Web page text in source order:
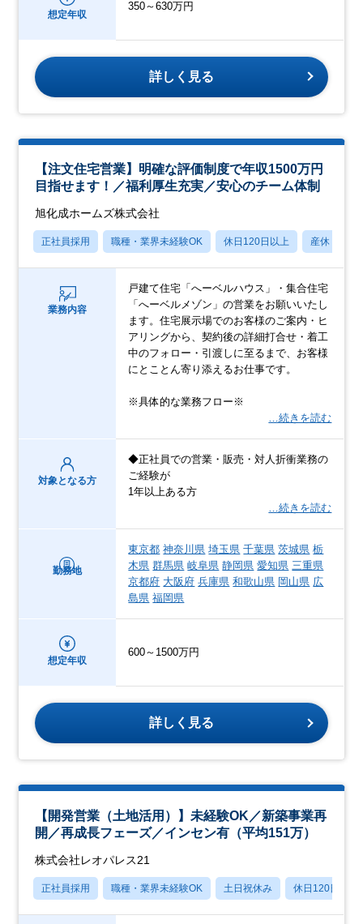
想定年収
350～630万円
詳しく見る
【注文住宅営業】明確な評価制度で年収1500万円
目指せます！／福利厚生充実／安心のチーム体制
旭化成ホームズ株式会社
正社員採用 職種・業界未経験OK 休日120日以上 産休・育休
業務内容
戸建て住宅「へーベルハウス」・集合住宅
「へーベルメゾン」の営業をお願いいたし
ます。住宅展示場でのお客様のご案内・ヒ
アリングから、契約後の詳細打合せ・着工
中のフォロー・引渡しに至るまで、お客様
にとことん寄り添えるお仕事です。
※具体的な業務フロー※
…続きを読む
対象となる方
◆正社員での営業・販売・対人折衝業務の
ご経験が
1年以上ある方
…続きを読む
勤務地
東京都 神奈川県 埼玉県 千葉県 茨城県 栃
木県 群馬県 岐阜県 静岡県 愛知県 三重県
京都府 大阪府 兵庫県 和歌山県 岡山県 広
島県 福岡県
想定年収
600～1500万円
詳しく見る
【開発営業（土地活用）】未経験OK／新築事業再
開／再成長フェーズ／インセン有（平均151万）
株式会社レオパレス21
正社員採用 職種・業界未経験OK 土日祝休み 休日120日以上